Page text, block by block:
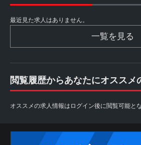
最近見た求人はありません。
一覧を見る
閲覧履歴からあなたにオススメ
オススメの求人情報はログイン後に閲覧可能と